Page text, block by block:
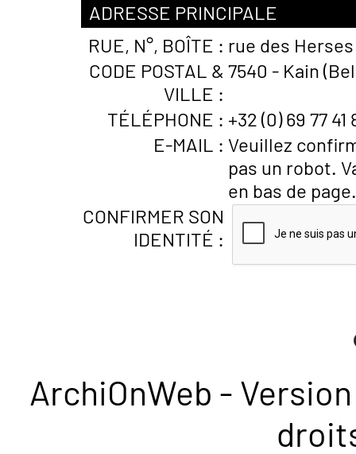
ADRESSE PRINCIPALE
RUE, N°, BOÎTE : rue des Herses
CODE POSTAL &
VILLE :
7540 - Kain
TÉLÉPHONE : +32 (0) 69 77 41
E-MAIL : Veuillez
pas un robot.
en bas de page.
CONFIRMER SON
IDENTITÉ :
ArchiOnWeb -